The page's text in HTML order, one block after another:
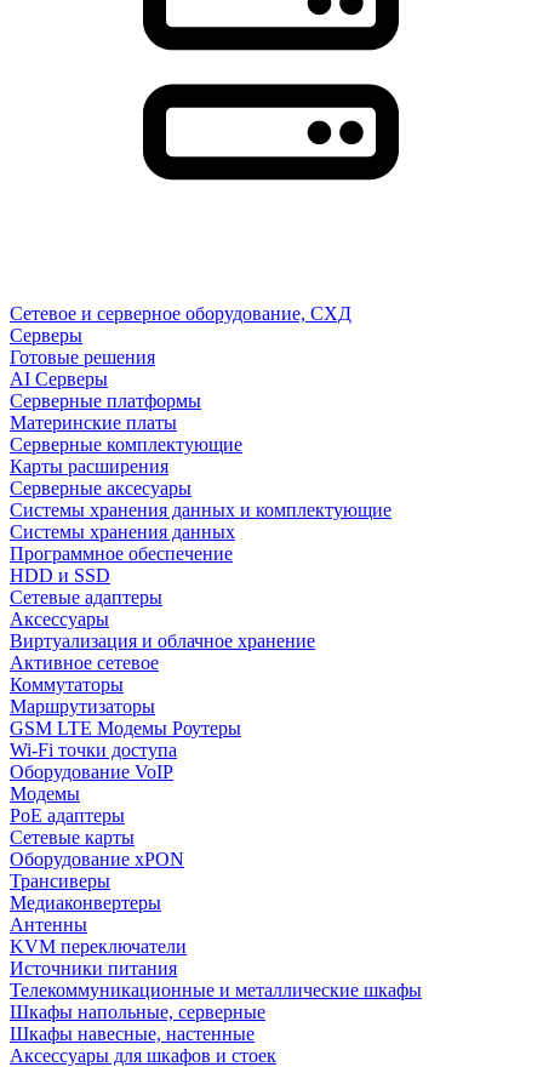
Сетевое и серверное оборудование, СХД
Cерверы
Готовые решения
AI Серверы
Серверные платформы
Материнские платы
Серверные комплектующие
Карты расширения
Серверные аксесуары
Системы хранения данных и комплектующие
Системы хранения данных
Программное обеспечение
HDD и SSD
Сетевые адаптеры
Аксессуары
Виртуализация и облачное хранение
Активное сетевое
Коммутаторы
Маршрутизаторы
GSM LTE Модемы Роутеры
Wi-Fi точки доступа
Оборудование VoIP
Модемы
PoE адаптеры
Сетевые карты
Оборудование xPON
Трансиверы
Медиаконвертеры
Антенны
KVM переключатели
Источники питания
Телекоммуникационные и металлические шкафы
Шкафы напольные, серверные
Шкафы навесные, настенные
Аксессуары для шкафов и стоек